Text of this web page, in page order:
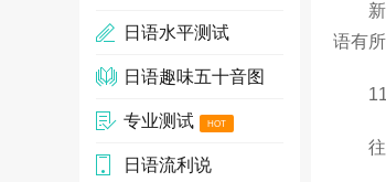
日语水平测试
日语趣味五十音图
专业测试 HOT
日语流利说
新东
语有所
往往